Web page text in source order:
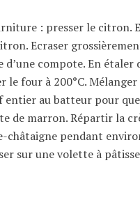
: presser le citron.
Ecraser
compote. En
four à 200°C.
entier au batteur pour
de marron. Répartir la
châtaigne pendant
sur une volette à